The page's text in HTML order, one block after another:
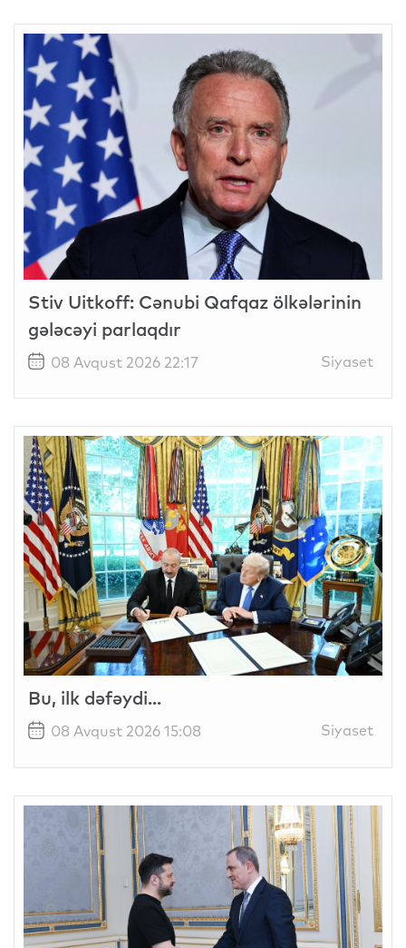
Stiv Uitkoff: Cənubi Qafqaz ölkələrinin
gələcəyi parlaqdır
08 Avqust 2026 22:17 Siyaset
Bu, ilk dəfəydi...
08 Avqust 2026 15:08 Siyaset